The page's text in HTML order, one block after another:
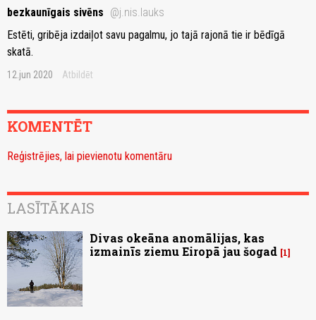
bezkaunīgais sivēns @j.nis.lauks
Estēti, gribēja izdaiļot savu pagalmu, jo tajā rajonā tie ir bēdīgā
skatā.
12.jun 2020 Atbildēt
KOMENTĒT
Reģistrējies, lai pievienotu komentāru
LASĪTĀKAIS
Divas okeāna anomālijas, kas
izmainīs ziemu Eiropā jau šogad 1